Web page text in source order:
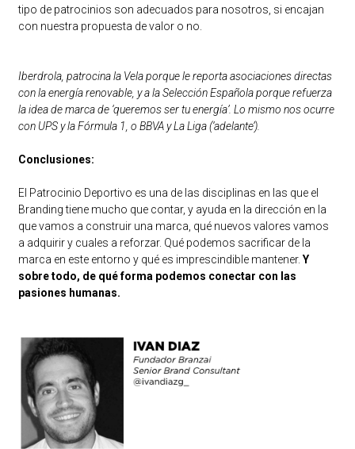
tipo de patrocinios son adecuados para nosotros, si encajan
con nuestra propuesta de valor o no.
Iberdrola, patrocina la Vela porque le reporta asociaciones directas
con la energía renovable, y a la Selección Española porque refuerza
la idea de marca de ‘queremos ser tu energía’. Lo mismo nos ocurre
con UPS y la Fórmula 1, o BBVA y La Liga (‘adelante’).
Conclusiones:
El Patrocinio Deportivo es una de las disciplinas en las que el
Branding tiene mucho que contar, y ayuda en la dirección en la
que vamos a construir una marca, qué nuevos valores vamos
a adquirir y cuales a reforzar. Qué podemos sacrificar de la
marca en este entorno y qué es imprescindible mantener. Y
sobre todo, de qué forma podemos conectar con las
pasiones humanas.